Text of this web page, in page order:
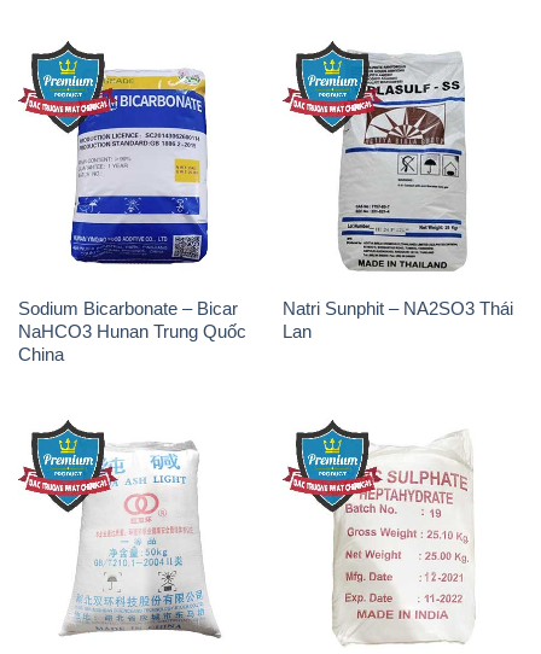
Sodium Bicarbonate – Bicar
NaHCO3 Hunan Trung Quốc
Natri Sunphit – NA2SO3 Thái
Soda Ash Light – NA2CO3 2
Vòng Tròn Hubei Shuanghuan
Trung Quốc China
Kẽm Sunfat – ZNSO4.7H2O
Ấn Độ India